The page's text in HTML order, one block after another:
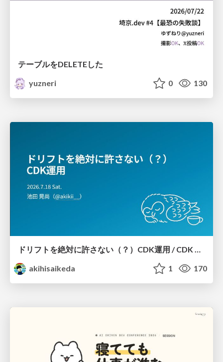
テーブルをDELETEした
yuzneri
0 130
ドリフトを絶対に許さない（？）CDK運用 / CDK Ops with Zero Tolerance for Drifts (?)
akihisaikeda
1 170